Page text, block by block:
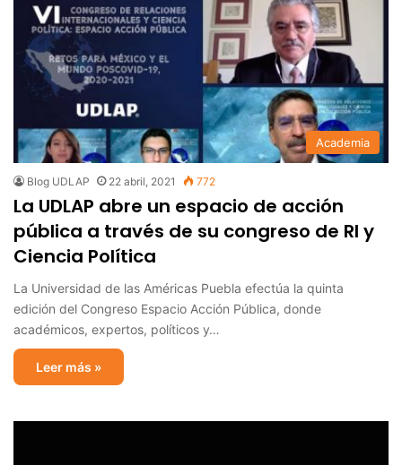
Academia
Blog UDLAP 22 abril, 2021 772
La UDLAP abre un espacio de acción
pública a través de su congreso de RI y
Ciencia Política
La Universidad de las Américas Puebla efectúa la quinta
edición del Congreso Espacio Acción Pública, donde
académicos, expertos, políticos y…
Leer más »